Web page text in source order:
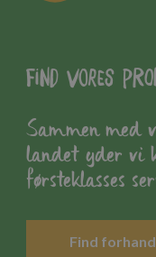
Find vores
Sammen med
landet yder vi
førsteklasses
Find